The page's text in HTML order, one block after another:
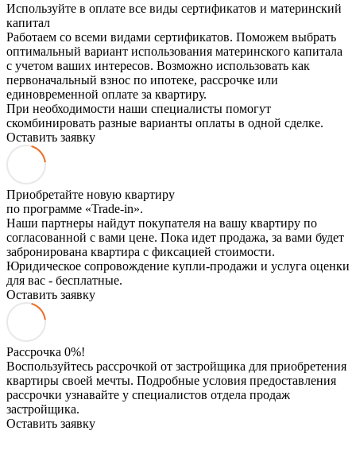
Используйте в оплате все виды сертификатов и материнский
капитал
Работаем со всеми видами сертификатов. Поможем выбрать
оптимальный вариант использования материнского капитала
с учетом ваших интересов. Возможно использовать как
первоначальный взнос по ипотеке, рассрочке или
единовременной оплате за квартиру.
При необходимости наши специалисты помогут
скомбинировать разные варианты оплаты в одной сделке.
Оставить заявку
Приобретайте новую квартиру
по программе «Trade-in».
Наши партнеры найдут покупателя на вашу квартиру по
согласованной с вами цене. Пока идет продажа, за вами будет
забронирована квартира с фиксацией стоимости.
Юридическое сопровождение купли-продажи и услуга оценки
для вас - бесплатные.
Оставить заявку
Рассрочка 0%!
Воспользуйтесь рассрочкой от застройщика для приобретения
квартиры своей мечты. Подробные условия предоставления
рассрочки узнавайте у специалистов отдела продаж
застройщика.
Оставить заявку